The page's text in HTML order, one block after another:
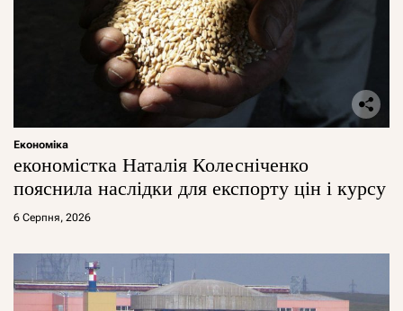
Економіка
економістка Наталія Колесніченко
пояснила наслідки для експорту цін і курсу
6 Серпня, 2026